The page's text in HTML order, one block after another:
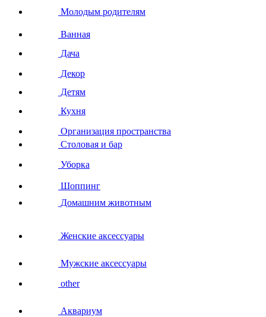
Молодым родителям
Ванная
Дача
Декор
Детям
Кухня
Организация пространства
Столовая и бар
Уборка
Шоппинг
Домашним животным
Женские аксессуары
Мужские аксессуары
other
Аквариум